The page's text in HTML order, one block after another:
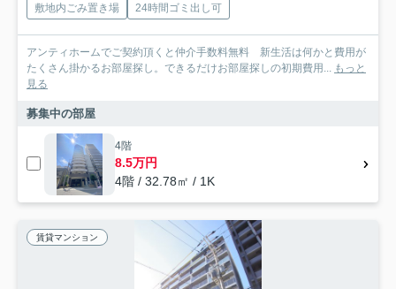
敷地内ごみ置き場
24時間ゴミ出し可
アンティホームでご契約頂くと仲介手数料無料 新生活は何かと費用が
たくさん掛かるお部屋探し。できるだけお部屋探しの初期費用...
もっと
見る
募集中の部屋
4階
8.5万円
4階 / 32.78㎡ / 1K
賃貸マンション